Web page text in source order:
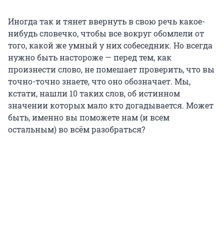
Иногда так и тянет ввернуть в свою речь какое-
нибудь словечко, чтобы все вокруг обомлели от
того, какой же умный у них собеседник. Но всегда
нужно быть настороже — перед тем, как
произнести слово, не помешает проверить, что вы
точно-точно знаете, что оно обозначает. Мы,
кстати, нашли 10 таких слов, об истинном
значении которых мало кто догадывается. Может
быть, именно вы поможете нам (и всем
остальным) во всём разобраться?